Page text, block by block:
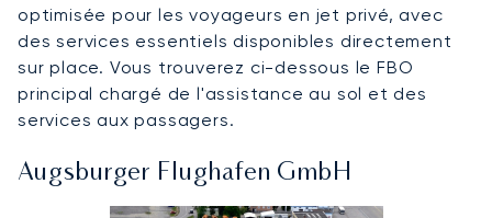
optimisée pour les voyageurs en jet privé, avec
des services essentiels disponibles directement
sur place. Vous trouverez ci-dessous le FBO
principal chargé de l'assistance au sol et des
services aux passagers.
Augsburger Flughafen GmbH